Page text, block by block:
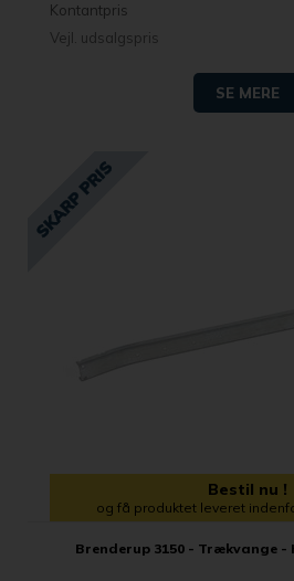
Kontantpris
Vejl. udsalgspris
SE MERE
Bestil nu !
og få produktet leveret
Brenderup 3150 - Trækvange -